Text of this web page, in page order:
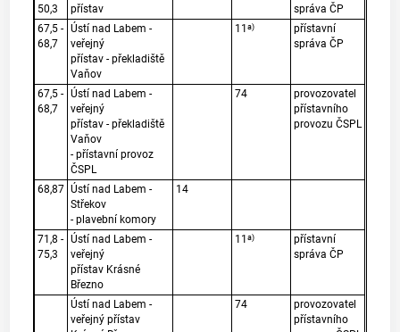
50,3
přístav
správa ČP
67,5 -
68,7
Ústí nad Labem -
veřejný
přístav - překladiště
Vaňov
11a)
přístavní
správa ČP
67,5 -
68,7
Ústí nad Labem -
veřejný
přístav - překladiště
Vaňov
- přístavní provoz
ČSPL
74
provozovatel
přístavního
provozu ČSPL
68,87 Ústí nad Labem -
Střekov
- plavební komory
14
71,8 -
75,3
Ústí nad Labem -
veřejný
přístav Krásné
Březno
11a)
přístavní
správa ČP
Ústí nad Labem -
veřejný přístav
74
provozovatel
přístavního